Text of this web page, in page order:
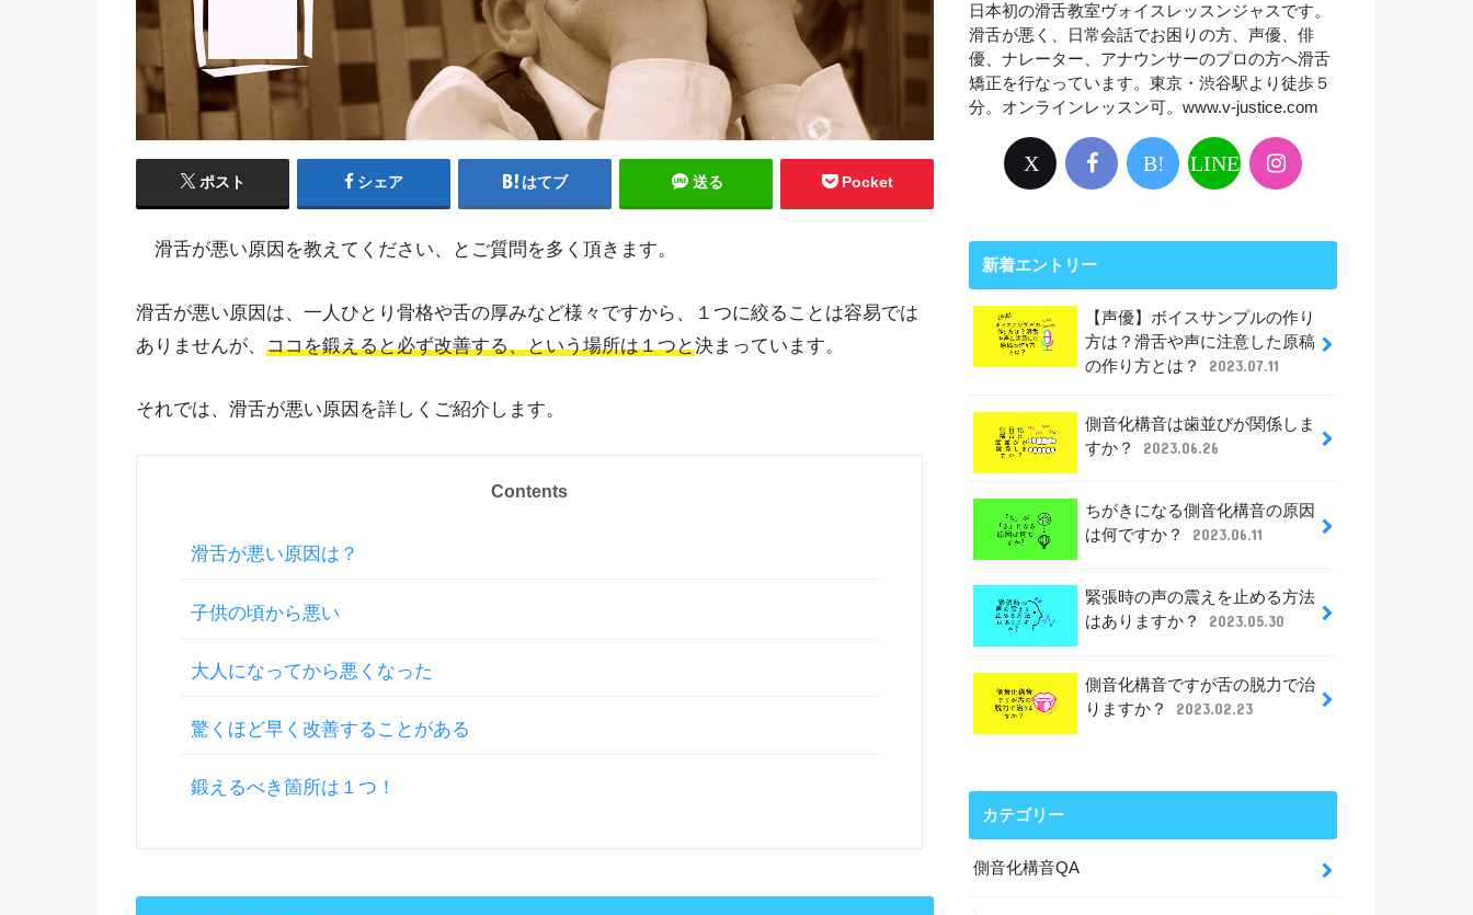
ポスト シェア はてブ 送る Pocket
滑舌が悪い原因を教えてください、とご質問を多く頂きます。
滑舌が悪い原因は、一人ひとり骨格や舌の厚みなど様々ですから、１つに絞ることは容易では
ありませんが、 ココを鍛えると必ず改善する、という場所は１つと決まっています。
それでは、滑舌が悪い原因を詳しくご紹介します。
Contents
滑舌が悪い原因は？
子供の頃から悪い
大人になってから悪くなった
驚くほど早く改善することがある
鍛えるべき箇所は１つ！
日本初の滑舌教室ヴォイスレッスンジャスです。
滑舌が悪く、日常会話でお困りの方、声優、俳
優、ナレーター、アナウンサーのプロの方へ滑舌
矯正を行なっています。東京・渋谷駅より徒歩５
分。オンラインレッスン可。www.v-justice.com
X B! LINE
新着エントリー
【声優】ボイスサンプルの作り
方は？滑舌や声に注意した原稿
の作り方とは？
2023.07.11
側音化構音は歯並びが関係しま
すか？
2023.06.26
ちがきになる側音化構音の原因
は何ですか？
2023.06.11
緊張時の声の震えを止める方法
はありますか？
2023.05.30
側音化構音ですが舌の脱力で治
りますか？
2023.02.23
カテゴリー
側音化構音QA